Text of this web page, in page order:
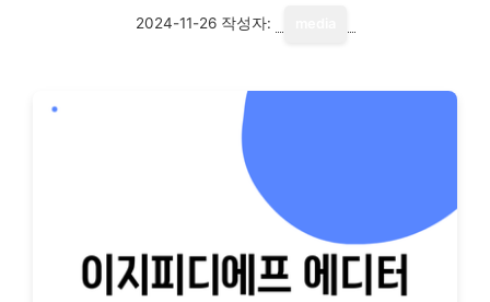
2024-11-26 작성자: